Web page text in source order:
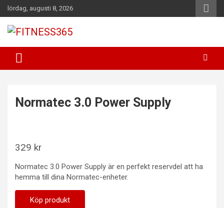
Hoppa
till
innehåll
lördag, augusti 8, 2026
FITNESS365
Normatec 3.0 Power Supply
329 kr
Normatec 3.0 Power Supply är en perfekt reservdel att ha
hemma till dina Normatec-enheter.
Köp produkt